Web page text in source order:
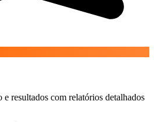
resultados com relatórios detalhados